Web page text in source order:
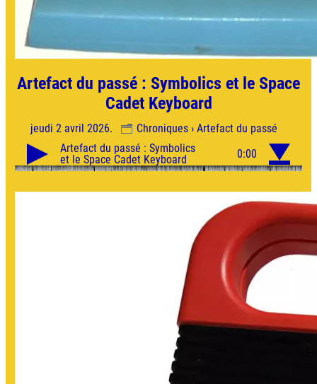
Artefact du passé : Symbolics et le Space
Cadet Keyboard
jeudi 2 avril 2026. Chroniques › Artefact du passé